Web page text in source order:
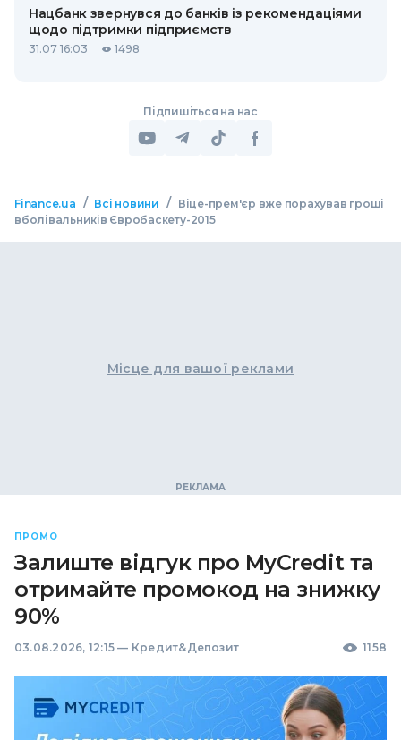
Нацбанк звернувся до банків із рекомендаціями
щодо підтримки підприємств
31.07 16:03 1498
Підпишіться на нас
Finance.ua / Всі новини /
Віце-прем'єр вже порахував гроші
вболівальників Євробаскету-2015
Місце для вашої реклами
ПРОМО
Залиште відгук про MyCredit та
отримайте промокод на знижку
90%
03.08.2026, 12:15 — Кредит&Депозит 1158